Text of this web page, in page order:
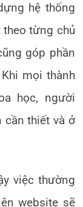
hệ thống
theo từng chủ
góp phần
mọi thành
học, người
cần thiết và ở
việc thường
website sẽ